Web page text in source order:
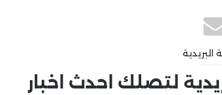
البريدية
لتصلك احدث اخبار